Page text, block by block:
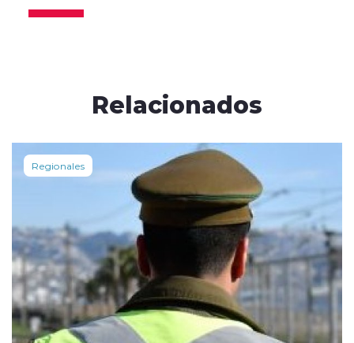
Relacionados
Regionales